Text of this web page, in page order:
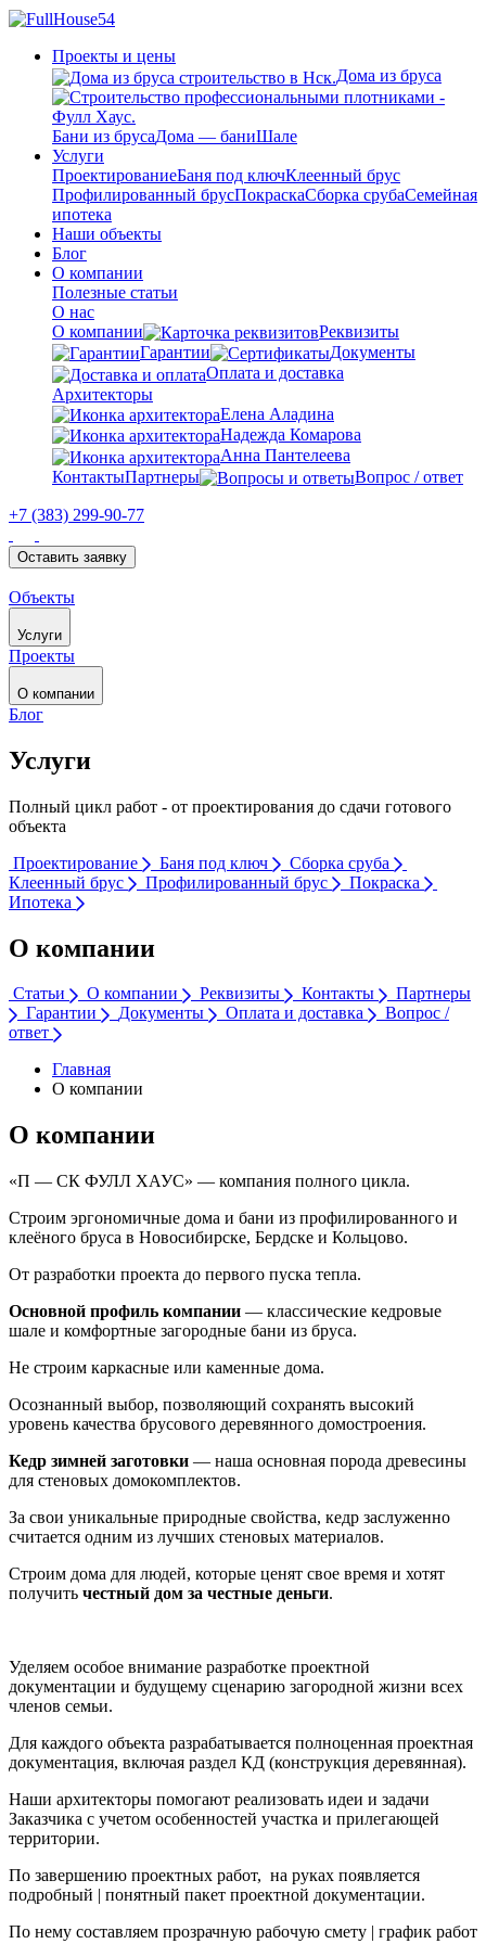
Проекты и цены
Дома из бруса
Бани из брусаДома — баниШале
Услуги
ПроектированиеБаня под ключКлеенный брус
Профилированный брусПокраскаСборка срубаСемейная
ипотека
Наши объекты
Блог
О компании
Полезные статьи
О нас
О компании
Реквизиты
Гарантии
Документы
Оплата и доставка
Архитекторы
Елена Аладина
Надежда Комарова
Анна Пантелеева
КонтактыПартнеры Вопрос / ответ
+7 (383) 299-90-77
Оставить заявку
Объекты
Услуги
Проекты
О компании
Блог
Услуги
Полный цикл работ - от проектирования до сдачи готового
объекта
Проектирование
Баня под ключ
Сборка сруба
Клеенный брус
Профилированный брус
Покраска
Ипотека
О компании
Статьи О компании Реквизиты Контакты
Партнеры
Гарантии
Документы Оплата и доставка
Вопрос /
ответ
Главная
О компании
О компании
«П — СК ФУЛЛ ХАУС» — компания полного цикла.
Строим эргономичные дома и бани из профилированного и
клеёного бруса в Новосибирске, Бердске и Кольцово.
От разработки проекта до первого пуска тепла.
Основной профиль компании — классические кедровые
шале и комфортные загородные бани из бруса.
Не строим каркасные или каменные дома.
Осознанный выбор, позволяющий сохранять высокий
уровень качества брусового деревянного домостроения.
Кедр зимней заготовки — наша основная порода древесины
для стеновых домокомплектов.
За свои уникальные природные свойства, кедр заслуженно
считается одним из лучших стеновых материалов.
Строим дома для людей, которые ценят свое время и хотят
получить честный дом за честные деньги.
Уделяем особое внимание разработке проектной
документации и будущему сценарию загородной жизни всех
членов семьи.
Для каждого объекта разрабатывается полноценная проектная
документация, включая раздел КД (конструкция деревянная).
Наши архитекторы помогают реализовать идеи и задачи
Заказчика с учетом особенностей участка и прилегающей
территории.
По завершению проектных работ, на руках появляется
подробный | понятный пакет проектной документации.
По нему составляем прозрачную рабочую смету | график работ